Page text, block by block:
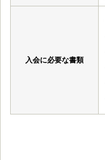
入会に必要な書類